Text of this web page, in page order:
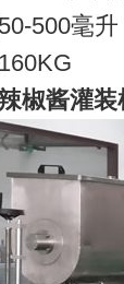
500毫升
椒酱灌